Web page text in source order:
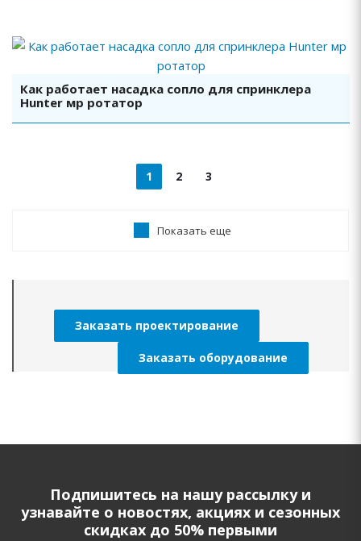
Смотреть видео
Как работает насадка сопло для спринклера
Hunter мр ротатор
1 2 3
Показать еще
Заказать проектирование
Заказать оборудование
Подпишитесь на нашу рассылку и
узнавайте о новостях, акциях и сезонных
скидках до 50% первыми